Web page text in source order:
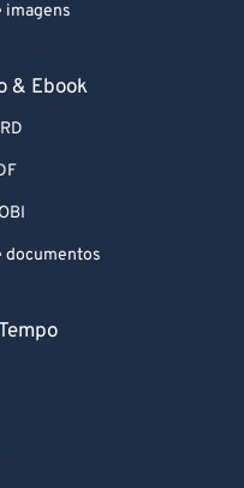
imagens
& Ebook
documentos